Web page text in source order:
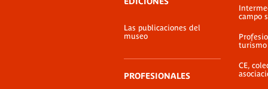
Las publicaciones del
museo
PROFESIONALES
campo
turismo
CE,